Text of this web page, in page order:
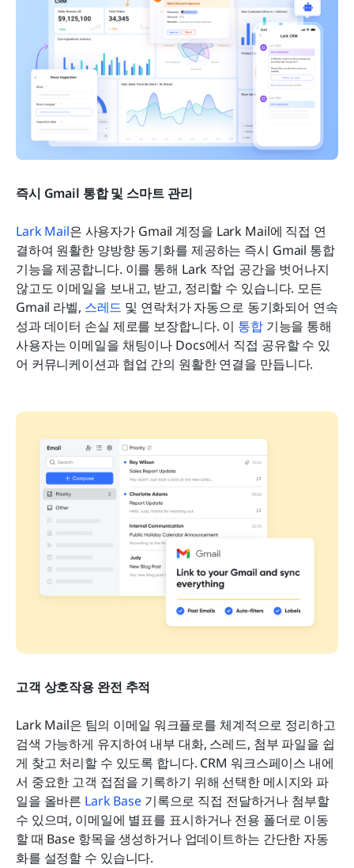
즉시 Gmail 통합 및 스마트 관리
Lark Mail은 사용자가 Gmail 계정을 Lark Mail에 직접 연
결하여 원활한 양방향 동기화를 제공하는 즉시 Gmail 통합
기능을 제공합니다. 이를 통해 Lark 작업 공간을 벗어나지
않고도 이메일을 보내고, 받고, 정리할 수 있습니다. 모든
Gmail 라벨, 스레드 및 연락처가 자동으로 동기화되어 연속
성과 데이터 손실 제로를 보장합니다. 이 통합 기능을 통해
사용자는 이메일을 채팅이나 Docs에서 직접 공유할 수 있
어 커뮤니케이션과 협업 간의 원활한 연결을 만듭니다.
고객 상호작용 완전 추적
Lark Mail은 팀의 이메일 워크플로를 체계적으로 정리하고
검색 가능하게 유지하여 내부 대화, 스레드, 첨부 파일을 쉽
게 찾고 처리할 수 있도록 합니다. CRM 워크스페이스 내에
서 중요한 고객 접점을 기록하기 위해 선택한 메시지와 파
일을 올바른 Lark Base 기록으로 직접 전달하거나 첨부할
수 있으며, 이메일에 별표를 표시하거나 전용 폴더로 이동
할 때 Base 항목을 생성하거나 업데이트하는 간단한 자동
화를 설정할 수 있습니다.